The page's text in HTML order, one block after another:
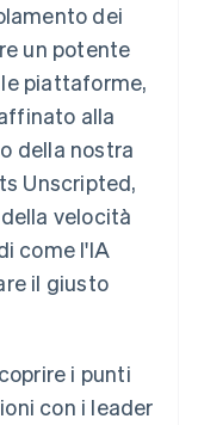
dei
un potente
piattaforme,
alla
della nostra
Unscripted,
velocità
come l'IA
il giusto
i punti
con i leader